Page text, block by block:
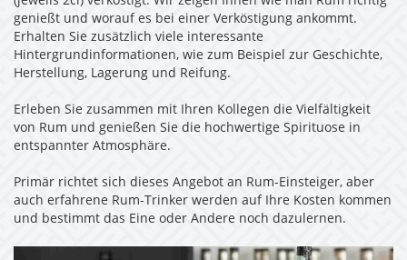
genießt und worauf es bei einer Verköstigung ankommt.
Erhalten Sie zusätzlich viele interessante
Hintergrundinformationen, wie zum Beispiel zur Geschichte,
Herstellung, Lagerung und Reifung.
Erleben Sie zusammen mit Ihren Kollegen die Vielfältigkeit
von Rum und genießen Sie die hochwertige Spirituose in
entspannter Atmosphäre.
Primär richtet sich dieses Angebot an Rum-Einsteiger, aber
auch erfahrene Rum-Trinker werden auf Ihre Kosten kommen
und bestimmt das Eine oder Andere noch dazulernen.